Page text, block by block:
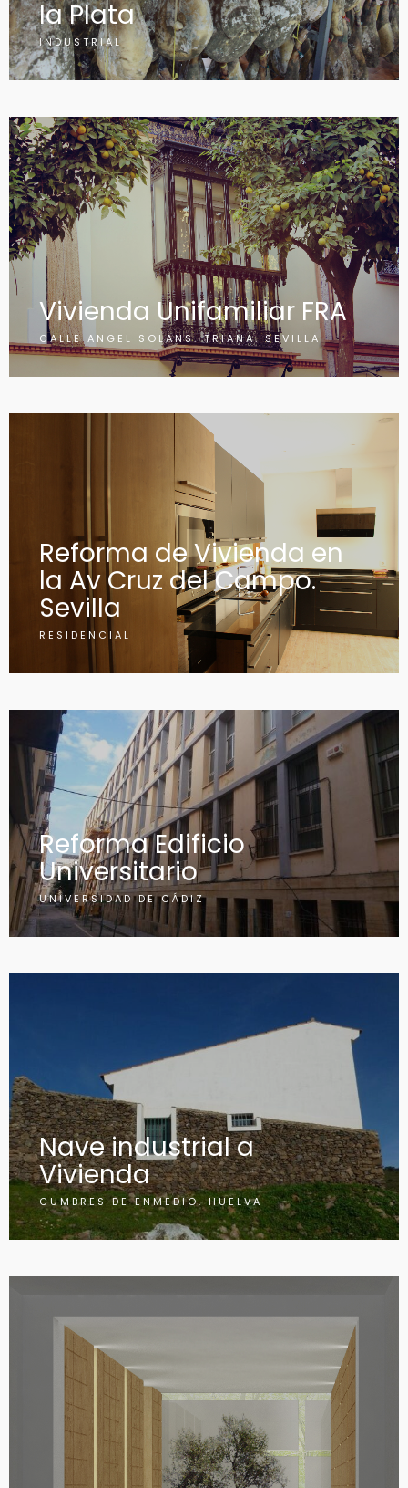
la Plata
INDUSTRIAL
Vivienda Unifamiliar FRA
CALLE ANGEL SOLANS. TRIANA. SEVILLA
Reforma de Vivienda en
la Av Cruz del Campo.
Sevilla
RESIDENCIAL
Reforma Edificio
Universitario
UNIVERSIDAD DE CÁDIZ
Nave industrial a
Vivienda
CUMBRES DE ENMEDIO. HUELVA